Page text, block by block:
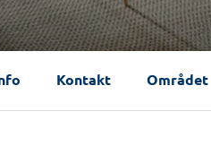
Kontakt Området